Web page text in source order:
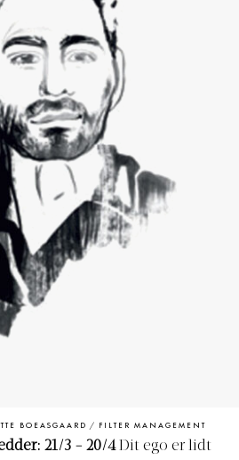
BOEASGAARD / FILTER MANAGEMENT
21/3 - 20/4 Dit ego er lidt